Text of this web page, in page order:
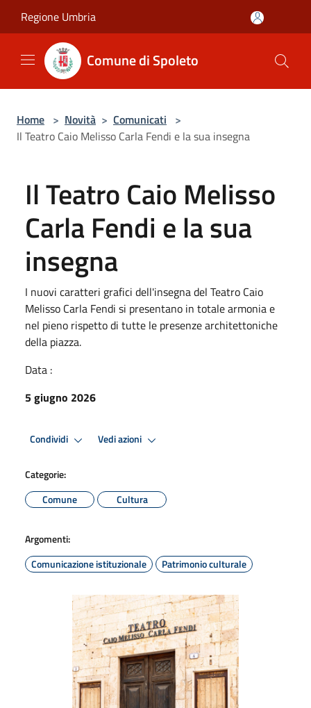
Regione Umbria
Comune di Spoleto
Home > Novità > Comunicati >
Il Teatro Caio Melisso Carla Fendi e la sua insegna
Il Teatro Caio Melisso
Carla Fendi e la sua
insegna
I nuovi caratteri grafici dell'insegna del Teatro Caio
Melisso Carla Fendi si presentano in totale armonia e
nel pieno rispetto di tutte le presenze architettoniche
della piazza.
Data :
5 giugno 2026
Condividi Vedi azioni
Categorie:
Comune
Cultura
Argomenti:
Comunicazione istituzionale
Patrimonio culturale